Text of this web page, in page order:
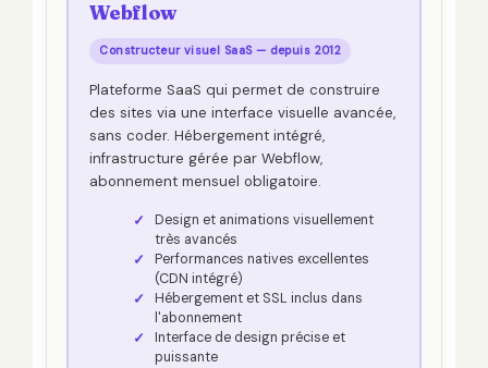
Webflow
Constructeur visuel SaaS — depuis 2012
Plateforme SaaS qui permet de construire
des sites via une interface visuelle avancée,
sans coder. Hébergement intégré,
infrastructure gérée par Webflow,
abonnement mensuel obligatoire.
Design et animations visuellement
très avancés
Performances natives excellentes
(CDN intégré)
Hébergement et SSL inclus dans
l'abonnement
Interface de design précise et
puissante